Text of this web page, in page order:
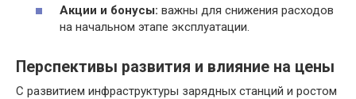
Акции и бонусы: важны для снижения расходов
на начальном этапе эксплуатации.
Перспективы развития и влияние на цены
С развитием инфраструктуры зарядных станций и ростом